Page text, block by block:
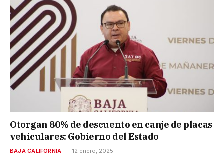
Otorgan 80% de descuento en canje de placas
vehiculares: Gobierno del Estado
BAJA CALIFORNIA 12 enero, 2025